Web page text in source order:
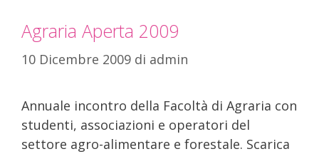
Agraria Aperta 2009
10 Dicembre 2009 di admin
Annuale incontro della Facoltà di Agraria con
studenti, associazioni e operatori del
settore agro-alimentare e forestale. Scarica